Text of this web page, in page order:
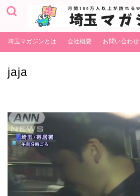
埼玉マガジンとは 会社概要 お問い合わせ
jaja